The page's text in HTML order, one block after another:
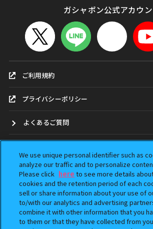
ガシャポン公式アカウ
ご利用規約
プライバシーポリシー
よくあるご質問
ガシャポンどこ？
アンケート
ウェブアクセシビリティ方針
We use unique personal identifier such as
analyze our traffic and to personalize
Please click here to see more details
cookies and the retention period of each
sell or share information about your use of
to/with our analytics and advertising
combine it with other information that you
to them or that they have collected from